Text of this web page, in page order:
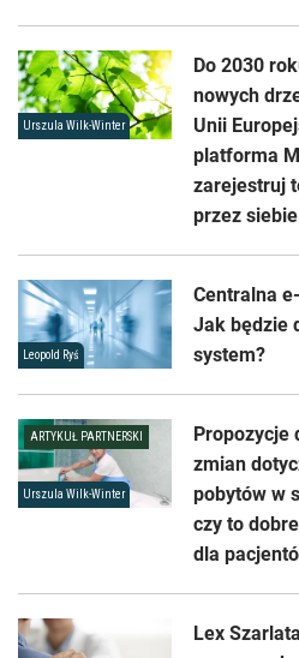
Urszula Wilk-Winter
Do 2030
nowych
Unii
platforma
zarejestruj
przez siebie
Leopold Ryś
Centralna
Jak będzie
system?
ARTYKUŁ PARTNERSKI
Urszula Wilk-Winter
Propozycje
zmian
pobytów w
czy to
dla
Lex